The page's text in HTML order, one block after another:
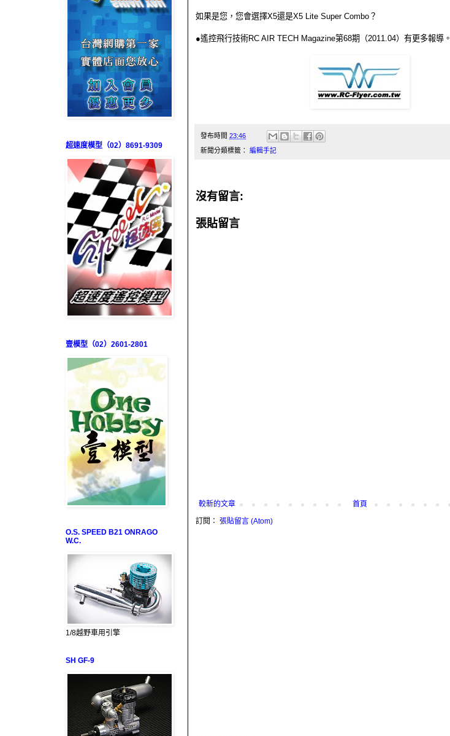
如果是您，您會選擇X5還是X5 Lite Super Combo？
●遙控飛行技術RC AIR TECH Magazine第68期（2011.04）有更多報導。
發布時間 23:46
新聞分類標籤： 編輯手記
沒有留言:
張貼留言
較新的文章
首頁
訂閱： 張貼留言 (Atom)
超速度模型（02）8691-9309
壹模型（02）2601-2801
O.S. SPEED B21 ONRAGO
W.C.
1/8越野車用引擎
SH GF-9